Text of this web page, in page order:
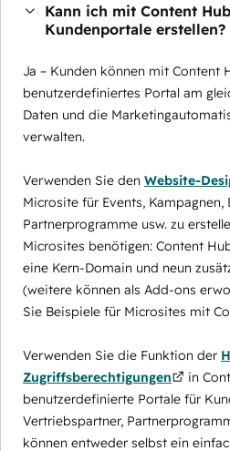
Kann ich mit Content
Kundenportale erstellen?
Ja – Kunden können mit Content
benutzerdefiniertes Portal am
Daten und die
verwalten.
Verwenden Sie den Website-
Microsite für Events, Kampagnen,
Partnerprogramme usw. zu
Microsites benötigen: Content
eine Kern-Domain und neun
(weitere können als Add-ons
Sie Beispiele für Microsites mit
Verwenden Sie die Funktion der
Zugriffsberechtigungen
in
benutzerdefinierte Portale für
Vertriebspartner,
können entweder selbst ein